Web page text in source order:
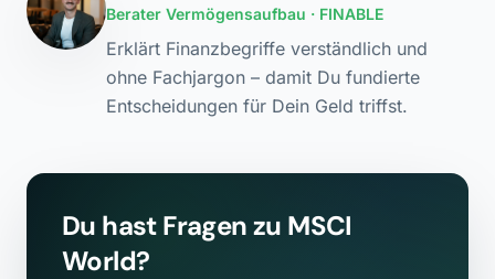
Berater Vermögensaufbau · FINABLE
Erklärt Finanzbegriffe verständlich und
ohne Fachjargon – damit Du fundierte
Entscheidungen für Dein Geld triffst.
Du hast Fragen zu MSCI
World?